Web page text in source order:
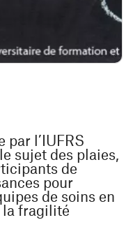
par l’IUFRS
sujet des plaies,
de
pour
de soins en
la fragilité